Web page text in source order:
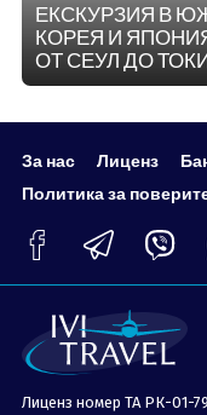
ЕКСКУРЗИЯ В
КОРЕЯ И
ОТ СЕУЛ ДО
ЦВЕТОВЕТЕ НА
За нас Лиценз
Политика за
Лиценз номер ТА РК-01-